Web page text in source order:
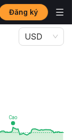
Đăng ký
USD